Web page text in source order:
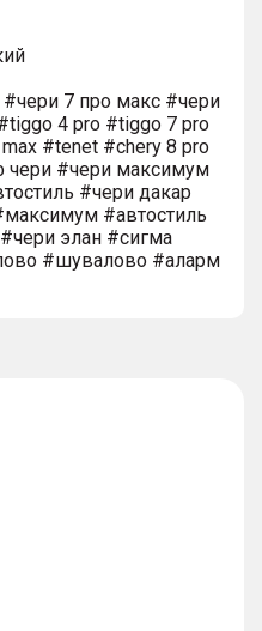
7 про макс #чери
4 pro #tiggo 7 pro
#tenet #chery 8 pro
чери #чери максимум
#чери дакар
#автостиль
элан #сигма
#шувалово #аларм